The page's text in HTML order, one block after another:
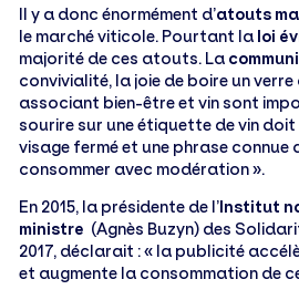
Il y a donc énormément d’atouts
le marché viticole. Pourtant la loi
majorité de ces atouts. La
convivialité, la joie de boire un
associant bien-être et vin sont
sourire sur une étiquette de vin
visage fermé et une phrase connue
consommer avec modération ».
En 2015, la présidente de l’Institut
ministre (Agnès Buzyn) des
2017, déclarait : « la publicité
et augmente la consommation de